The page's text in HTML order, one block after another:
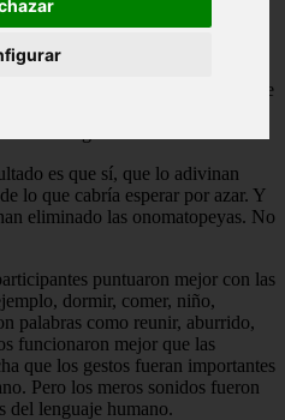
¿Entenderían los hablantes
inventada por angloparlantes?
inventada para
se presenta a los hablantes de
un significado entre 12
o imágenes.
es que sí, que lo adivinan
lo que cabría esperar por azar. Y
eliminado las onomatopeyas. No
puntuaron mejor con las
dormir, comer, niño,
palabras como reunir, aburrido,
funcionaron mejor que las
que los gestos fueran importantes
Pero los meros sonidos fueron
del lenguaje humano.